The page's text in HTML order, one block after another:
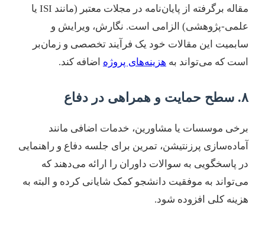
مقاله برگرفته از پایان‌نامه در مجلات معتبر (مانند ISI یا
علمی-پژوهشی) الزامی است. نگارش، ویرایش و
سابمیت این مقالات خود یک فرآیند تخصصی و زمان‌بر
است که می‌تواند به هزینه‌های پروژه اضافه کند.
۸. سطح حمایت و همراهی در دفاع
برخی موسسات یا مشاورین، خدمات اضافی مانند
آماده‌سازی پرزنتیشن، تمرین برای جلسه دفاع و راهنمایی
در پاسخگویی به سوالات داوران را ارائه می‌دهند که
می‌تواند به موفقیت دانشجو کمک شایانی کرده و البته به
هزینه کلی افزوده شود.